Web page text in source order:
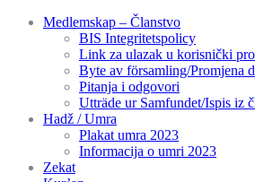
Medlemskap – Članstvo
BIS Integritetspolicy
Link za ulazak u korisnički
Byte av församling/Promjena
Pitanja i odgovori
Utträde ur Samfundet/Ispis iz
Hadž / Umra
Plakat umra 2023
Informacija o umri 2023
Zekat